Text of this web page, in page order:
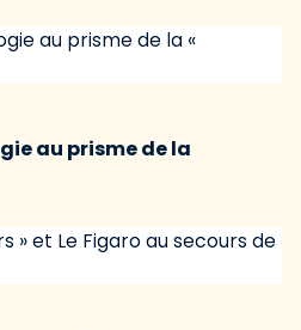
au prisme de la